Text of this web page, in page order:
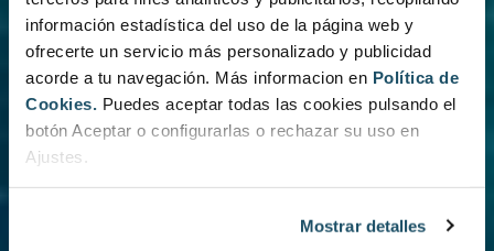
información estadística del uso de la página web y
ofrecerte un servicio más personalizado y publicidad
acorde a tu navegación. Más informacion en Política de
Cookies.
Puedes aceptar todas las cookies pulsando el
botón Aceptar o configurarlas o rechazar su uso en
Ajustes.
Mostrar detalles